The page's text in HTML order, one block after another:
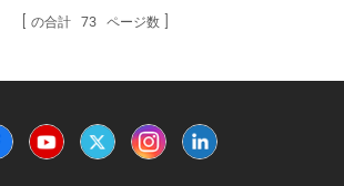
の合計 73 ページ数